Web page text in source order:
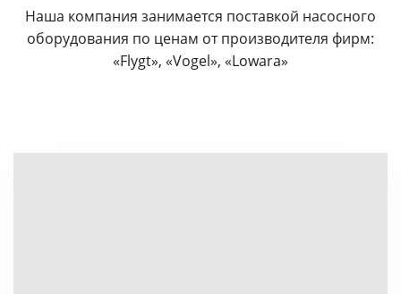
Наша компания занимается поставкой насосного
оборудования по ценам от производителя фирм:
«Flygt», «Vogel», «Lowara»